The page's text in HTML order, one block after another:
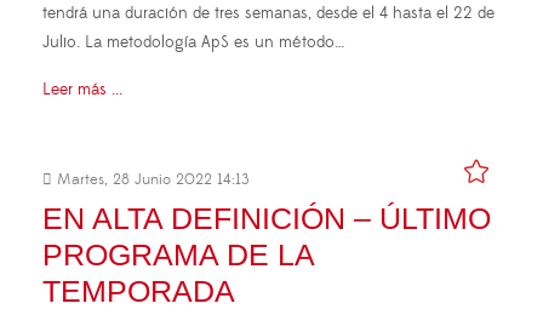
tendrá una duración de tres semanas, desde el 4 hasta el 22 de
Julio. La metodología ApS es un método…
Leer más ...
Martes, 28 Junio 2022 14:13
EN ALTA DEFINICIÓN – ÚLTIMO
PROGRAMA DE LA
TEMPORADA